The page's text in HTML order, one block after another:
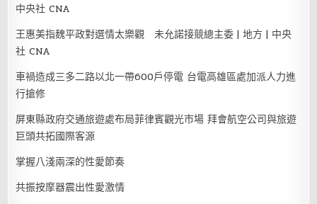
中央社 CNA
王惠美指魏平政對選情太樂觀 未允諾接競總主委 | 地方 | 中央
社 CNA
車禍造成三多二路以北一帶600戶停電 台電高雄區處加派人力進
行搶修
屏東縣政府交通旅遊處布局菲律賓觀光市場 拜會航空公司與旅遊
巨頭共拓國際客源
掌握八淺兩深的性愛節奏
共振按摩器震出性愛激情